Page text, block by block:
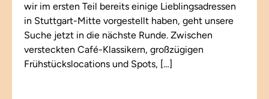
wir im ersten Teil bereits einige Lieblingsadressen
in Stuttgart-Mitte vorgestellt haben, geht unsere
Suche jetzt in die nächste Runde. Zwischen
versteckten Café-Klassikern, großzügigen
Frühstückslocations und Spots, […]